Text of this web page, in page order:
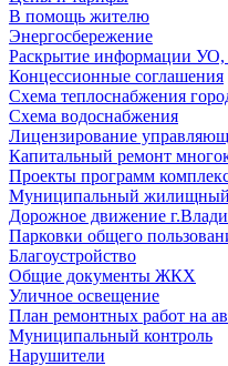
В помощь жителю
Энергосбережение
Раскрытие информации
Концессионные соглашения
Схема теплоснабжения
Схема водоснабжения
Лицензирование
Капитальный ремонт
Проекты программ
Муниципальный жилищный
Дорожное движение
Парковки общего
Благоустройство
Общие документы ЖКХ
Уличное освещение
План ремонтных работ на
Муниципальный контроль
Нарушители